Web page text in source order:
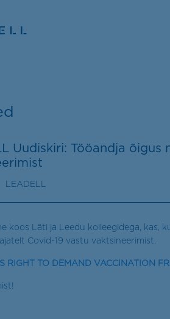
Uudiskiri: Tööandja õigus
LEADELL
koos Läti ja Leedu kolleegidega, kas,
Covid-19 vastu vaktsineerimist.
RIGHT TO DEMAND VACCINATION